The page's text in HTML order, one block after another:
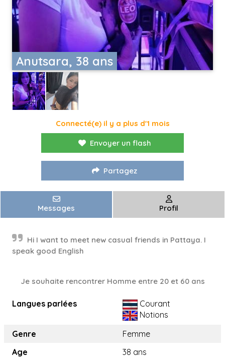
Anutsara, 38 ans
Connecté(e) il y a plus d'1 mois
Envoyer un flash
Partagez
Messages Profil
Hi I want to meet new casual friends in Pattaya. I
speak good English
Je souhaite rencontrer Homme entre 20 et 60 ans
Langues parlées
Courant
Notions
Genre
Femme
Age
38 ans